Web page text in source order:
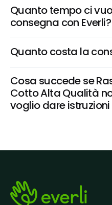
Quanto tempo ci
consegna con Everli?
Quanto costa la
Cosa succede se
Cotto Alta Qualità
voglio dare